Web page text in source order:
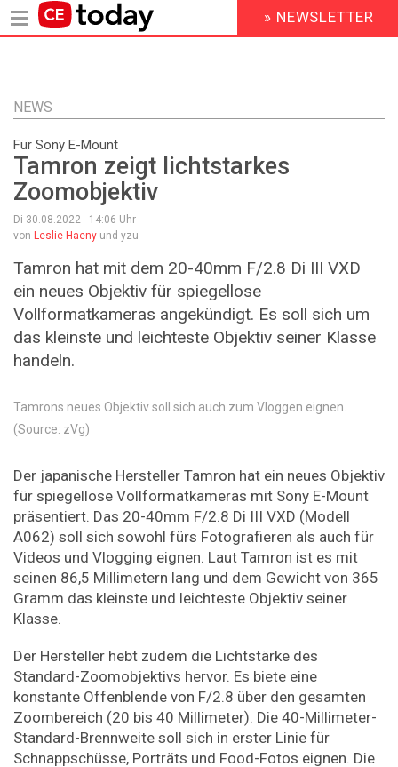
Inhalt
HEADER
MENU
» NEWSLETTER
NEWS
Für Sony E-Mount
Tamron zeigt lichtstarkes
Zoomobjektiv
Di 30.08.2022 - 14:06 Uhr
von Leslie Haeny und yzu
Tamron hat mit dem 20-40mm F/2.8 Di III VXD
ein neues Objektiv für spiegellose
Vollformatkameras angekündigt. Es soll sich um
das kleinste und leichteste Objektiv seiner Klasse
handeln.
Tamrons neues Objektiv soll sich auch zum Vloggen eignen.
(Source: zVg)
Der japanische Hersteller Tamron hat ein neues Objektiv
für spiegellose Vollformatkameras mit Sony E-Mount
präsentiert. Das 20-40mm F/2.8 Di III VXD (Modell
A062) soll sich sowohl fürs Fotografieren als auch für
Videos und Vlogging eignen. Laut Tamron ist es mit
seinen 86,5 Millimetern lang und dem Gewicht von 365
Gramm das kleinste und leichteste Objektiv seiner
Klasse.
Der Hersteller hebt zudem die Lichtstärke des
Standard-Zoomobjektivs hervor. Es biete eine
konstante Offenblende von F/2.8 über den gesamten
Zoombereich (20 bis 40 Millimeter). Die 40-Millimeter-
Standard-Brennweite soll sich in erster Linie für
Schnappschüsse, Porträts und Food-Fotos eignen. Die